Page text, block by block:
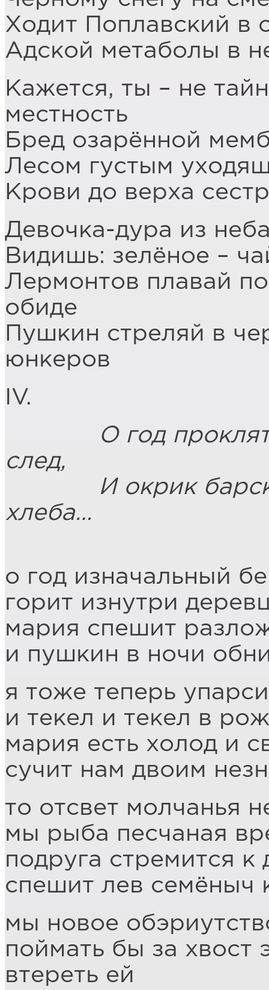
Ходит Поплавский в
Адской метаболы в
Кажется, ты – не
местность
Бред озарённой
Лесом густым
Крови до верха
Девочка-дура из
Видишь: зелёное –
Лермонтов плавай
обиде
Пушкин стреляй в
юнкеров
IV.
О год проклятый
след,
И окрик
хлеба…
о год изначальный
горит изнутри
мария спешит
и пушкин в ночи
я тоже теперь
и текел и текел в
мария есть холод и
сучит нам двоим
то отсвет молчанья
мы рыба песчаная
подруга стремится к
спешит лев семёныч
мы новое
поймать бы за хвост
втереть ей